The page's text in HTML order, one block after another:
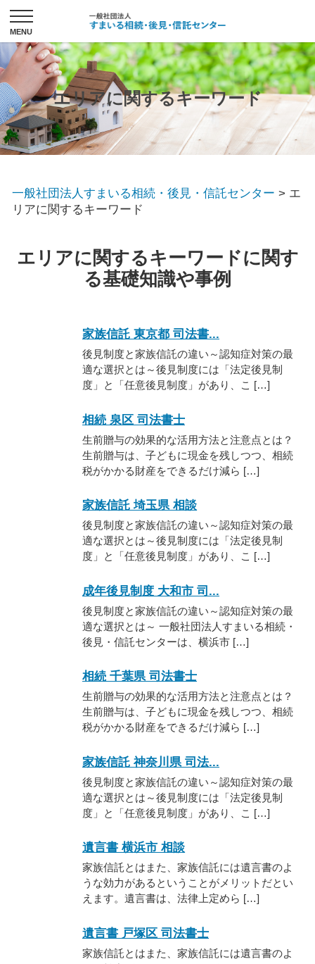
エリアに関するキーワード
一般社団法人すまいる相続・後見・信託センター > エ
リアに関するキーワード
エリアに関するキーワードに関す
る基礎知識や事例
家族信託 東京都 司法書...
後見制度と家族信託の違い～認知症対策の最
適な選択とは～後見制度には「法定後見制
度」と「任意後見制度」があり、こ […]
相続 泉区 司法書士
生前贈与の効果的な活用方法と注意点とは？
生前贈与は、子どもに現金を残しつつ、相続
税がかかる財産をできるだけ減ら […]
家族信託 埼玉県 相談
後見制度と家族信託の違い～認知症対策の最
適な選択とは～後見制度には「法定後見制
度」と「任意後見制度」があり、こ […]
成年後見制度 大和市 司...
後見制度と家族信託の違い～認知症対策の最
適な選択とは～ 一般社団法人すまいる相続・
後見・信託センターは、横浜市 […]
相続 千葉県 司法書士
生前贈与の効果的な活用方法と注意点とは？
生前贈与は、子どもに現金を残しつつ、相続
税がかかる財産をできるだけ減ら […]
家族信託 神奈川県 司法...
後見制度と家族信託の違い～認知症対策の最
適な選択とは～後見制度には「法定後見制
度」と「任意後見制度」があり、こ […]
遺言書 横浜市 相談
家族信託とはまた、家族信託には遺言書のよ
うな効力があるということがメリットだとい
えます。遺言書は、法律上定めら […]
遺言書 戸塚区 司法書士
家族信託とはまた、家族信託には遺言書のよ